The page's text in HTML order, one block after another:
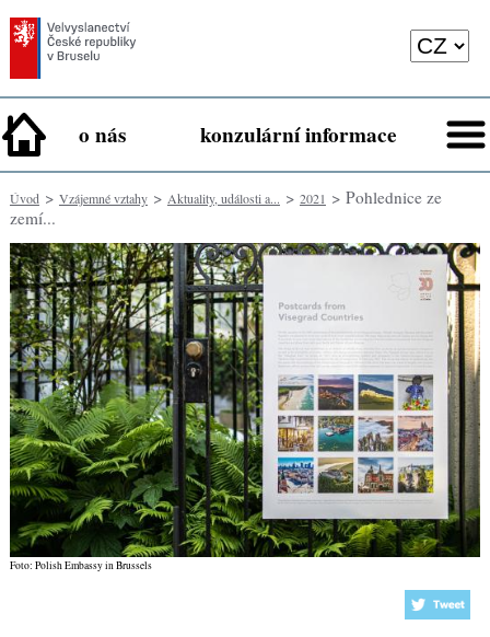
o nás konzulární informace
Úvod> Vzájemné vztahy> Aktuality, události a... > 2021 > Pohlednice ze
zemí...
Foto: Polish Embassy in Brussels